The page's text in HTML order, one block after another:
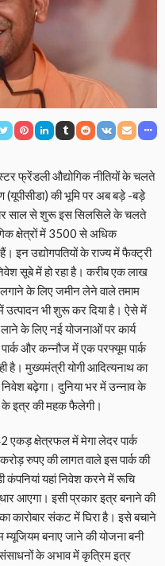
फ्रेंडली औद्योगिक नीतियों के चलते
(यूपीसीडा) की भूमि पर अब बड़े -बड़े
साल से शुरू इस सिलसिले के चलते
क्षेत्रों में 3500 से अधिक
इन उद्योगपतियों के राज्य में फैक्ट्री
सूबे में हो रहा है। करीब एक लाख
लगाने के लिए जमीन लेने वाले तमाम
उत्पादन भी शुरू कर दिया है। ऐसे में
के लिए नई योजनाओं पर कार्य
और कन्नौज में एक परफ्यूम पार्क
है। मुख्यमंत्री योगी आदित्यनाथ का
बढ़ेगा। दुनिया भर में उन्नाव के
के इत्र की महक फैलेगी।
एकड़ क्षेत्रफल में मेगा लेदर पार्क
रुपए की लागत वाले इस पार्क की
कंपनियां यहां निवेश करने में रूचि
आएगा। इसी प्रकार इत्र बनाने की
संकट में घिरा है। इसे बचाने
बनाए जाने की योजना बनी
संसाधनों के अभाव में कृत्रिम इत्र